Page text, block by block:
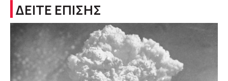
ΔΕΙΤΕ ΕΠΙΣΗΣ